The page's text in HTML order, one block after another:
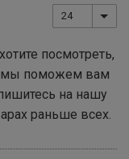
24
посмотреть,
мы поможем вам
на нашу
раньше всех.